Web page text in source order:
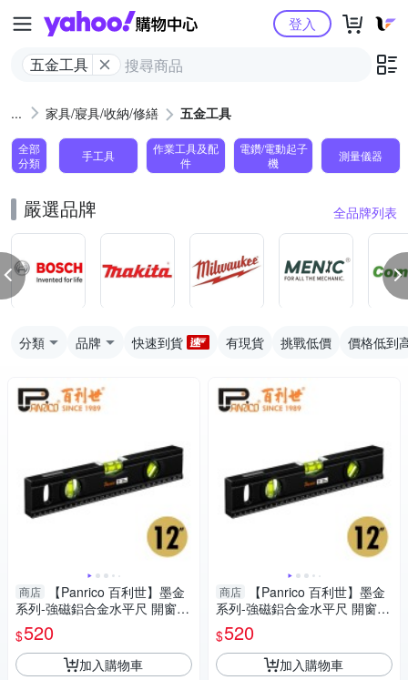
Yahoo購物中心
五金工具
登入
家具/寢具/收納/修繕 五金工具
全部
分類
手工具
作業工具及配
件
電鑽/電動起子
機
測量儀器
嚴選品牌 全品牌列表
分類 品牌 快速到貨 有現貨 挑戰低價 價格低到
商店
【Panrico 百利世】墨金
系列-強磁鋁合金水平尺 開窗廣
角 12吋
$520
加入購物車
商店
【Panrico 百利世】墨金
系列-強磁鋁合金水平尺 開窗廣
角 12吋
$520
加入購物車